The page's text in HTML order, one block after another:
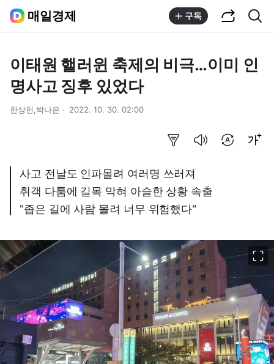
매일경제 구독
이태원 핼러윈 축제의 비극…이미 인
명사고 징후 있었다
한상헌,박나은 2022. 10. 30. 02:00
사고 전날도 인파몰려 여러명 쓰러져
취객 다툼에 길목 막혀 아슬한 상황 속출
"좁은 길에 사람 몰려 너무 위험했다"